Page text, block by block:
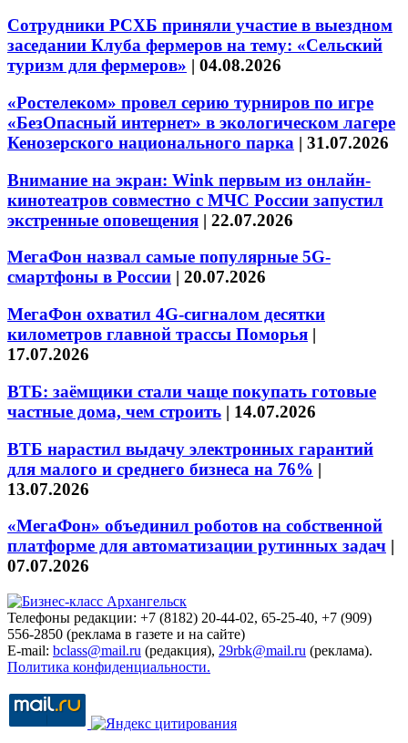
Сотрудники РСХБ приняли участие в выездном
заседании Клуба фермеров на тему: «Сельский
туризм для фермеров» | 04.08.2026
«Ростелеком» провел серию турниров по игре
«БезОпасный интернет» в экологическом лагере
Кенозерского национального парка | 31.07.2026
Внимание на экран: Wink первым из онлайн-
кинотеатров совместно с МЧС России запустил
экстренные оповещения | 22.07.2026
МегаФон назвал самые популярные 5G-
смартфоны в России | 20.07.2026
МегаФон охватил 4G-сигналом десятки
километров главной трассы Поморья |
17.07.2026
ВТБ: заёмщики стали чаще покупать готовые
частные дома, чем строить | 14.07.2026
ВТБ нарастил выдачу электронных гарантий
для малого и среднего бизнеса на 76% |
13.07.2026
«МегаФон» объединил роботов на собственной
платформе для автоматизации рутинных задач |
07.07.2026
Телефоны редакции: +7 (8182) 20-44-02, 65-25-40, +7 (909)
556-2850 (реклама в газете и на сайте)
E-mail: bclass@mail.ru (редакция), 29rbk@mail.ru (реклама).
Политика конфиденциальности.